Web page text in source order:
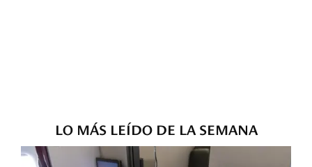
LO MÁS LEÍDO DE LA SEMANA